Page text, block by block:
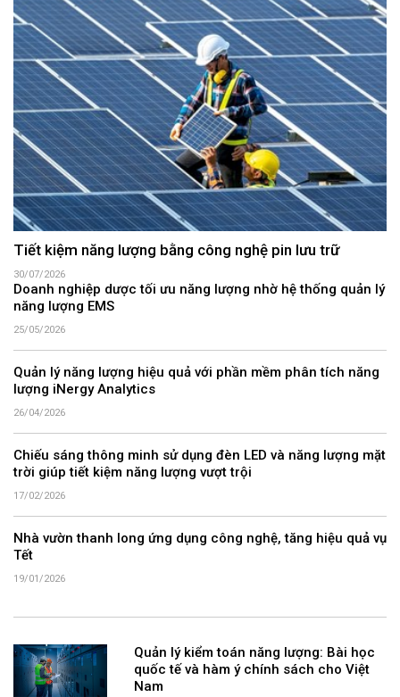
Tiết kiệm năng lượng bằng công nghệ pin lưu trữ
30/07/2026
Doanh nghiệp dược tối ưu năng lượng nhờ hệ thống quản lý
năng lượng EMS
25/05/2026
Quản lý năng lượng hiệu quả với phần mềm phân tích năng
lượng iNergy Analytics
26/04/2026
Chiếu sáng thông minh sử dụng đèn LED và năng lượng mặt
trời giúp tiết kiệm năng lượng vượt trội
17/02/2026
Nhà vườn thanh long ứng dụng công nghệ, tăng hiệu quả vụ
Tết
19/01/2026
Quản lý kiểm toán năng lượng: Bài học
quốc tế và hàm ý chính sách cho Việt
Nam